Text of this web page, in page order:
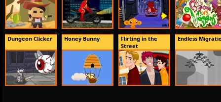
Dungeon Clicker Honey Bunny
Flirting in the
Street
Endless